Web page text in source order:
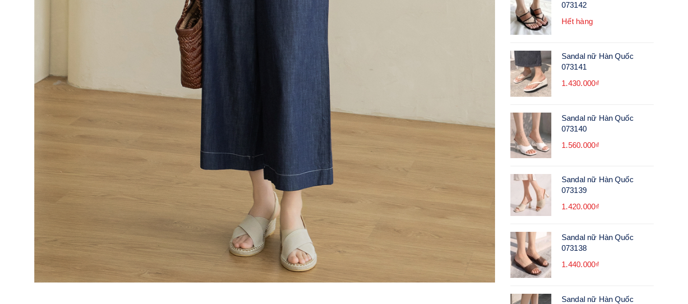
073142
Hết hàng
Sandal nữ Hàn Quốc
073141
1.430.000₫
Sandal nữ Hàn Quốc
073140
1.560.000₫
Sandal nữ Hàn Quốc
073139
1.420.000₫
Sandal nữ Hàn Quốc
073138
1.440.000₫
Sandal nữ Hàn Quốc